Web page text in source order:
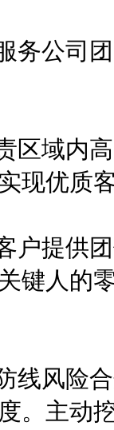
公司团
域内高
现优质
提供团
键人的
风险合
。主动